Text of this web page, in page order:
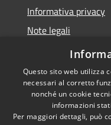
Informativa privacy
Note legali
Dichiarazione di
Questo sito web utilizza
necessari al corretto
nonché un cookie
informazioni
Per maggiori dettagli, può